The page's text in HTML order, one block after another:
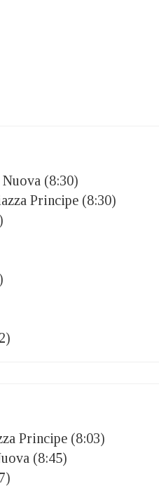
(8:30)
Principe (8:30)
Principe (8:03)
(8:45)